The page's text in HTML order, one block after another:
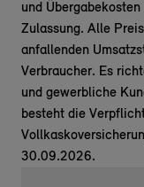
und
Zulassung. Alle
anfallenden
Verbraucher. Es
und gewerbliche
besteht die
30.09.2026.